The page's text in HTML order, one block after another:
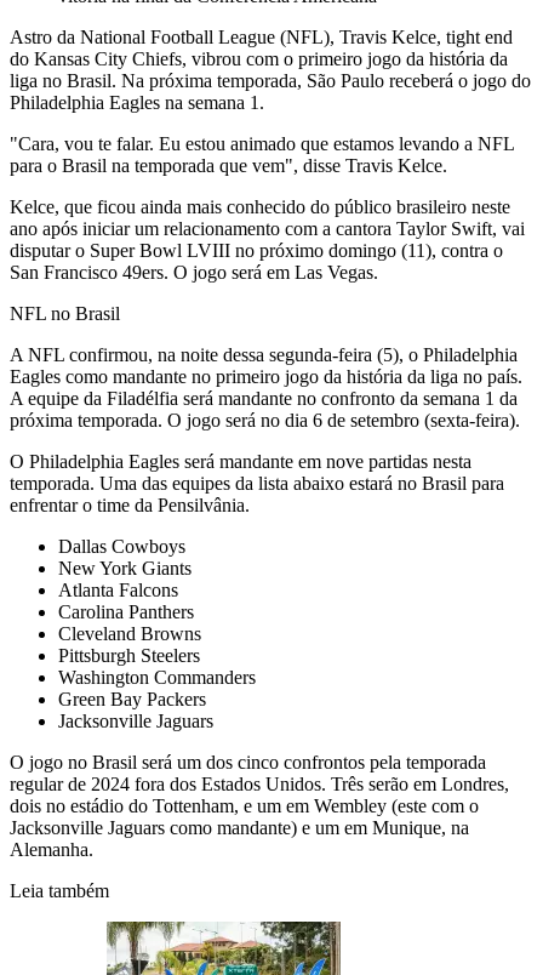
Astro da National Football League (NFL), Travis Kelce, tight end
do Kansas City Chiefs, vibrou com o primeiro jogo da história da
liga no Brasil. Na próxima temporada, São Paulo receberá o jogo do
Philadelphia Eagles na semana 1.
"Cara, vou te falar. Eu estou animado que estamos levando a NFL
para o Brasil na temporada que vem", disse Travis Kelce.
Kelce, que ficou ainda mais conhecido do público brasileiro neste
ano após iniciar um relacionamento com a cantora Taylor Swift, vai
disputar o Super Bowl LVIII no próximo domingo (11), contra o
San Francisco 49ers. O jogo será em Las Vegas.
NFL no Brasil
A NFL confirmou, na noite dessa segunda-feira (5), o Philadelphia
Eagles como mandante no primeiro jogo da história da liga no país.
A equipe da Filadélfia será mandante no confronto da semana 1 da
próxima temporada. O jogo será no dia 6 de setembro (sexta-feira).
O Philadelphia Eagles será mandante em nove partidas nesta
temporada. Uma das equipes da lista abaixo estará no Brasil para
enfrentar o time da Pensilvânia.
Dallas Cowboys
New York Giants
Atlanta Falcons
Carolina Panthers
Cleveland Browns
Pittsburgh Steelers
Washington Commanders
Green Bay Packers
Jacksonville Jaguars
O jogo no Brasil será um dos cinco confrontos pela temporada
regular de 2024 fora dos Estados Unidos. Três serão em Londres,
dois no estádio do Tottenham, e um em Wembley (este com o
Jacksonville Jaguars como mandante) e um em Munique, na
Alemanha.
Leia também